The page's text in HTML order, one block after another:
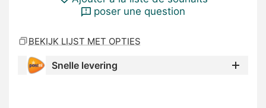
poser une question
BEKIJK LIJST MET OPTIES
Snelle levering